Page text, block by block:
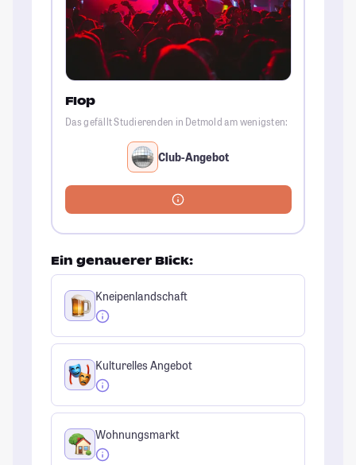
Flop
Das gefällt Studierenden in Detmold am wenigsten:
Club-Angebot
Ein genauerer Blick:
Kneipenlandschaft
Kulturelles Angebot
Wohnungsmarkt